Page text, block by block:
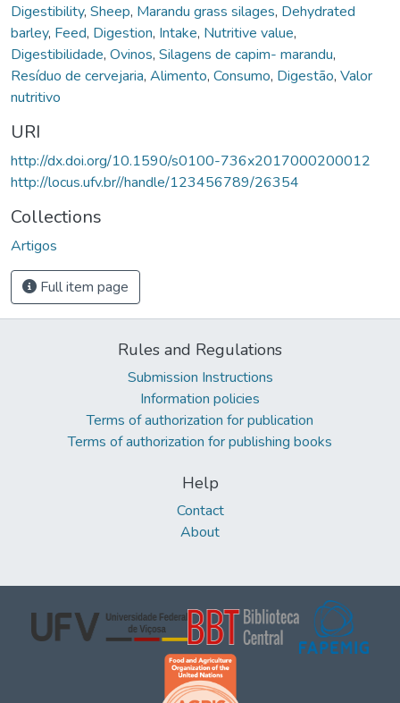
Digestibility, Sheep, Marandu grass silages, Dehydrated
barley, Feed, Digestion, Intake, Nutritive value,
Digestibilidade, Ovinos, Silagens de capim- marandu,
Resíduo de cervejaria, Alimento, Consumo, Digestão, Valor
nutritivo
URI
http://dx.doi.org/10.1590/s0100-736x2017000200012
http://locus.ufv.br//handle/123456789/26354
Collections
Artigos
Full item page
Rules and Regulations
Submission Instructions
Information policies
Terms of authorization for publication
Terms of authorization for publishing books
Help
Contact
About